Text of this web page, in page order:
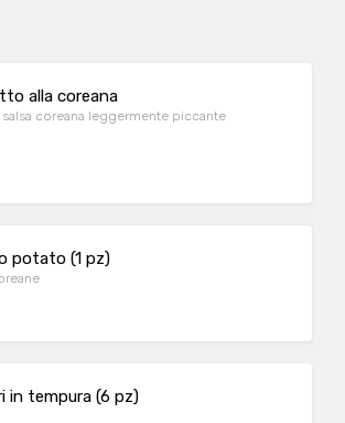
alla coreana
coreana leggermente piccante
potato (1 pz)
in tempura (6 pz)